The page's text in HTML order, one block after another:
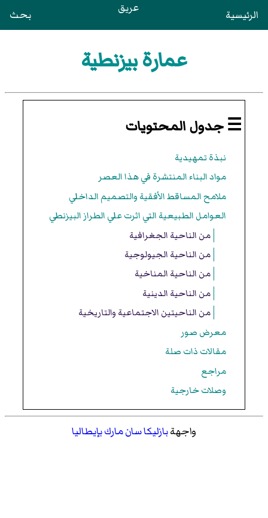
الرئيسية عريق بحث
عمارة بيزنطية
☰ جدول المحتويات
نبذة تمهيدية
مواد البناء المنتشرة في هذا العصر
ملامح المساقط الأفقية والتصميم الداخلي
العوامل الطبيعية التي اثرت علي الطراز البيزنطي
من الناحية الجغرافية
من الناحية الجيولوجية
من الناحية المناخية
من الناحية الدينية
من الناحيتين الاجتماعية والتاريخية
معرض صور
مقالات ذات صلة
مراجع
وصلات خارجية
واجهةبازليكا سان ماركبإيطاليا